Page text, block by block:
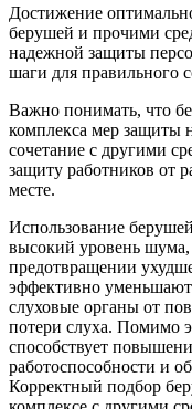
Достижение
берушей и прочими
надежной защиты
шаги для правильного
Важно понимать, что
комплекса мер защиты
сочетание с другими
защиту работников от
месте.
Использование
высокий уровень
предотвращении
эффективно
слуховые органы от
потери слуха. Помимо
способствует
работоспособности и
Корректный подбор